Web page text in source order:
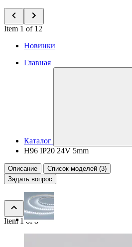
Item 1 of 12
Новинки
Главная
Каталог
H96 IP20 24V 5mm
Описание
Список моделей (3)
Задать вопрос
Item 1 of 8